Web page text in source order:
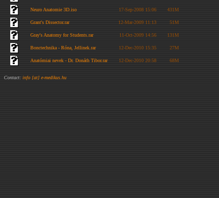
Neuro Anatomie 3D.iso 17-Sep-2008 15:06 431M
Grant's Dissector.rar 12-Mar-2009 11:13 51M
Gray's Anatomy for Students.rar 11-Oct-2009 14:56 131M
Bonctechnika - Róna, Jellinek.rar 12-Dec-2010 15:35 27M
Anatómiai nevek - Dr. Donáth Tibor.rar 12-Dec-2010 20:58 68M
Contact: info [at] e-medikus.hu